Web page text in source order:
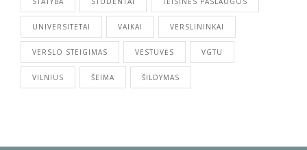
UNIVERSITETAI VAIKAI VERSLININKAI
VERSLO STEIGIMAS VESTUVĖS VGTU
VILNIUS ŠEIMA ŠILDYMAS